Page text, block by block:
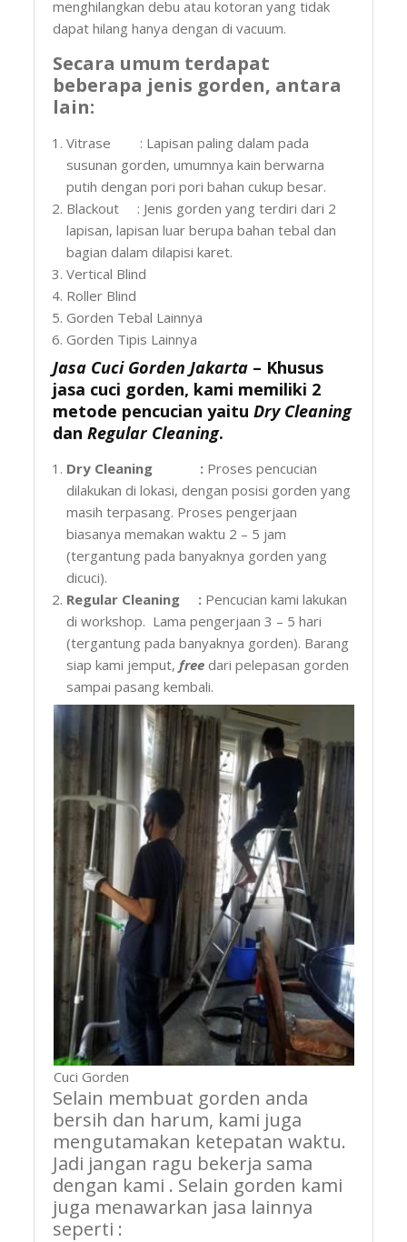
menghilangkan debu atau kotoran yang tidak
dapat hilang hanya dengan di vacuum.
Secara umum terdapat
beberapa jenis gorden, antara
lain:
Vitrase : Lapisan paling dalam pada
susunan gorden, umumnya kain berwarna
putih dengan pori pori bahan cukup besar.
Blackout : Jenis gorden yang terdiri dari 2
lapisan, lapisan luar berupa bahan tebal dan
bagian dalam dilapisi karet.
Vertical Blind
Roller Blind
Gorden Tebal Lainnya
Gorden Tipis Lainnya
Jasa Cuci Gorden Jakarta – Khusus
jasa cuci gorden, kami memiliki 2
metode pencucian yaituDry Cleaning
danRegular Cleaning.
Dry Cleaning : Proses pencucian
dilakukan di lokasi, dengan posisi gorden yang
masih terpasang. Proses pengerjaan
biasanya memakan waktu 2 – 5 jam
(tergantung pada banyaknya gorden yang
dicuci).
Regular Cleaning : Pencucian kami lakukan
di workshop. Lama pengerjaan 3 – 5 hari
(tergantung pada banyaknya gorden). Barang
siap kami jemput,free dari pelepasan gorden
sampai pasang kembali.
Cuci Gorden
Selain membuat gorden anda
bersih dan harum, kami juga
mengutamakan ketepatan waktu.
Jadi jangan ragu bekerja sama
dengan kami . Selain gorden kami
juga menawarkan jasa lainnya
seperti :